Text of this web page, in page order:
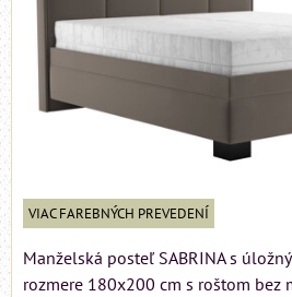
VIAC FAREBNÝCH PREVEDENÍ
Manželská posteľ SABRINA s
rozmere 180x200 cm s roštom bez